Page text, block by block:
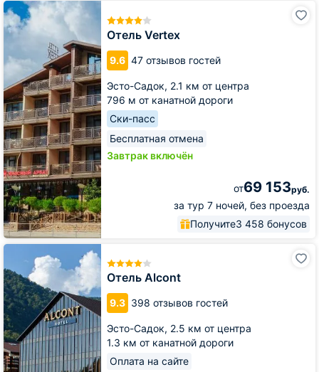
Отель Vertex
9.6 47 отзывов гостей
Эсто-Садок, 2.1 км от центра
796 м от канатной дороги
Ски-пасс
Бесплатная отмена
Завтрак включён
от69 153руб.
за тур 7 ночей, без проезда
Получите3 458 бонусов
Отель
Vertex
Отель Alcont
9.3 398 отзывов гостей
Эсто-Садок, 2.5 км от центра
1.3 км от канатной дороги
Оплата на сайте
Отель